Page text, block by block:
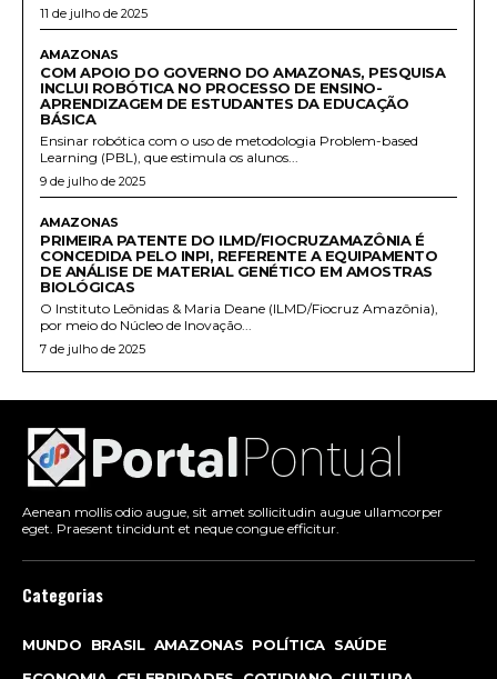
11 de julho de 2025
AMAZONAS
COM APOIO DO GOVERNO DO AMAZONAS, PESQUISA
INCLUI ROBÓTICA NO PROCESSO DE ENSINO-
APRENDIZAGEM DE ESTUDANTES DA EDUCAÇÃO
BÁSICA
Ensinar robótica com o uso de metodologia Problem-based
Learning (PBL), que estimula os alunos...
9 de julho de 2025
AMAZONAS
PRIMEIRA PATENTE DO ILMD/FIOCRUZAMAZÔNIA É
CONCEDIDA PELO INPI, REFERENTE A EQUIPAMENTO
DE ANÁLISE DE MATERIAL GENÉTICO EM AMOSTRAS
BIOLÓGICAS
O Instituto Leônidas & Maria Deane (ILMD/Fiocruz Amazônia),
por meio do Núcleo de Inovação...
7 de julho de 2025
Aenean mollis odio augue, sit amet sollicitudin augue ullamcorper
eget. Praesent tincidunt et neque congue efficitur.
Categorias
MUNDO BRASIL AMAZONAS POLÍTICA SAÚDE